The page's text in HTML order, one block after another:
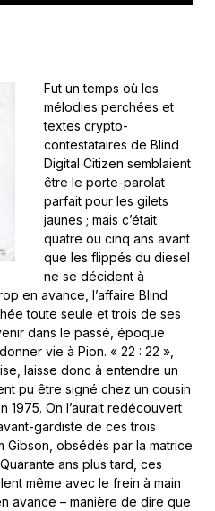
Fut un temps où les
mélodies perchées et
textes crypto-
contestataires de Blind
Digital Citizen semblaient
être le porte-parolat
parfait pour les gilets
jaunes ; mais c’était
quatre ou cinq ans avant
que les flippés du diesel
ne se décident à
en avance, l’affaire Blind
toute seule et trois de ses
dans le passé, époque
vie à Pion. « 22 : 22 »,
laisse donc à entendre un
pu être signé chez un cousin
1975. On l’aurait redécouvert
gardiste de ces trois
Gibson, obsédés par la matrice
ans plus tard, ces
même avec le frein à main
avance – manière de dire que